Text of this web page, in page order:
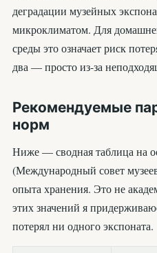
деградации музейных
микроклиматом. Для
среды это означает риск
два — просто из-за
Рекомендуемые
норм
Ниже — сводная таблица на
(Международный совет
опыта хранения. Это не
этих значений я
потерял ни одного экспоната.